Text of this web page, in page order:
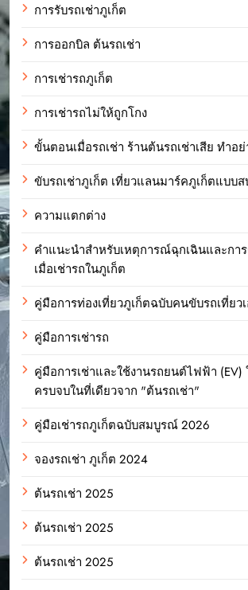
การรับรถเช่าภูเก็ต
การออกบิล ต้นรถเช่า
การเช่ารถภูเก็ต
การเช่ารถไม่ให้ถูกโกง
ขั้นตอนเมื่อรถเช่า ร้านต้นรถเช่าเสีย ทำอย่
ขับรถเช่าภูเก็ต เที่ยวแลนมาร์คภูเก็ตแบบ
ความแตกต่าง
คำแนะนำสำหรับเหตุการณ์ฉุกเฉินและกา
เมื่อเช่ารถในภูเก็ต
คู่มือการท่องเที่ยวภูเก็ตฉบับคนขับรถเที่ยว
คู่มือการเช่ารถ
คู่มือการเช่าและใช้งานรถยนต์ไฟฟ้า (EV)
ครบจบในที่เดียวจาก "ต้นรถเช่า"
คู่มือเช่ารถภูเก็ตฉบับสมบูรณ์ 2026
จองรถเช่า ภูเก็ต 2024
ต้นรถเช่า 2025
ต้นรถเช่า 2025
ต้นรถเช่า 2025